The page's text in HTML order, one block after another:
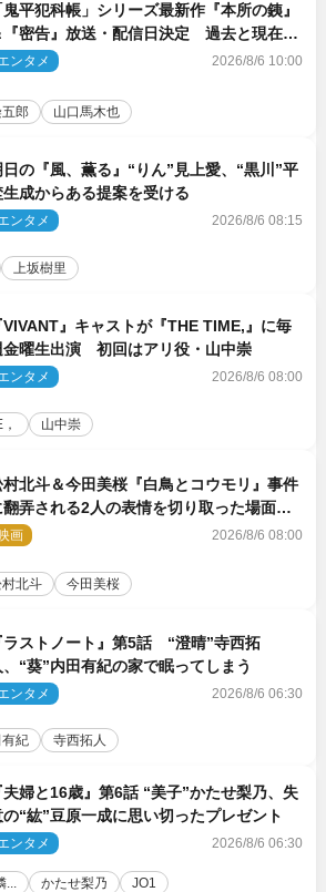
鬼平犯科帳」シリーズ最新作『本所の銕』
『密告』放送・配信日決定 過去と現在が
るビジュアルも解禁
ンタメ 2026/8/6 10:00
郎 山口馬木也
日の『風、薫る』“りん”見上愛、“黒川”平
生成からある提案を受ける
ンタメ 2026/8/6 08:15
上坂樹里
VIVANT』キャストが『THE TIME,』に毎
金曜生出演 初回はアリ役・山中崇
ンタメ 2026/8/6 08:00
山中崇
村北斗＆今田美桜『白鳥とコウモリ』事件
翻弄される2人の表情を切り取った場面写
禁
画 2026/8/6 08:00
北斗 今田美桜
ラストノート』第5話 “澄晴”寺西拓
“葵”内田有紀の家で眠ってしまう
ンタメ 2026/8/6 06:30
有紀 寺西拓人
夫婦と16歳』第6話 “美子”かたせ梨乃、失
の“紘”豆原一成に思い切ったプレゼント
ンタメ 2026/8/6 06:30
... かたせ梨乃 JO1